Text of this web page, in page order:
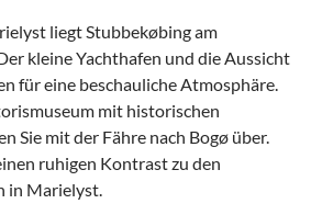
liegt Stubbekøbing am
kleine Yachthafen und die Aussicht
für eine beschauliche Atmosphäre.
mit historischen
Sie mit der Fähre nach Bogø über.
ruhigen Kontrast zu den
in Marielyst.